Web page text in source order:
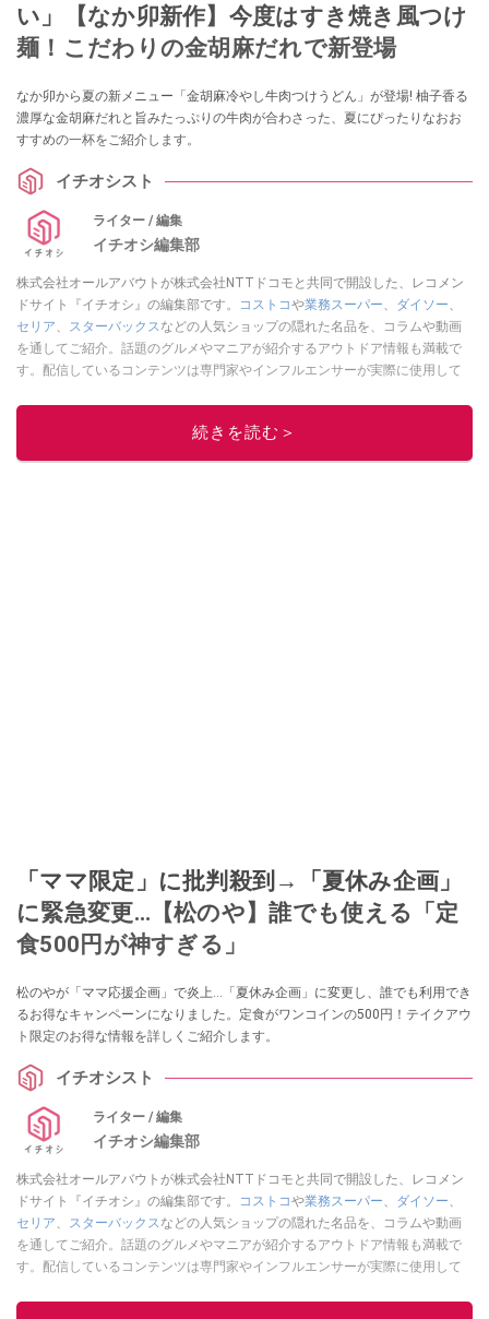
い」【なか卯新作】今度はすき焼き風つけ
麺！こだわりの金胡麻だれで新登場
なか卯から夏の新メニュー「金胡麻冷やし牛肉つけうどん」が登場! 柚子香る
濃厚な金胡麻だれと旨みたっぷりの牛肉が合わさった、夏にぴったりなおお
すすめの一杯をご紹介します。
イチオシスト
ライター / 編集
イチオシ編集部
株式会社オールアバウトが株式会社NTTドコモと共同で開設した、レコメン
ドサイト『イチオシ』の編集部です。
コストコや業務スーパー、 ダイソー、
セリア、 スターバックスなどの人気ショップの隠れた名品を、コラムや動画
を通してご紹介。話題のグルメやマニアが紹介するアウトドア情報も満載で
す。配信しているコンテンツは専門家やインフルエンサーが実際に使用して
ニュースでフォロー
続きを読む＞
「ママ限定」に批判殺到→「夏休み企画」
に緊急変更…【松のや】誰でも使える「定
食500円が神すぎる」
松のやが「ママ応援企画」で炎上…「夏休み企画」に変更し、誰でも利用でき
るお得なキャンペーンになりました。定食がワンコインの500円！テイクアウ
ト限定のお得な情報を詳しくご紹介します。
イチオシスト
ライター / 編集
イチオシ編集部
株式会社オールアバウトが株式会社NTTドコモと共同で開設した、レコメン
ドサイト『イチオシ』の編集部です。
コストコや業務スーパー、 ダイソー、
セリア、 スターバックスなどの人気ショップの隠れた名品を、コラムや動画
を通してご紹介。話題のグルメやマニアが紹介するアウトドア情報も満載で
す。配信しているコンテンツは専門家やインフルエンサーが実際に使用して
ニュースでフォロー